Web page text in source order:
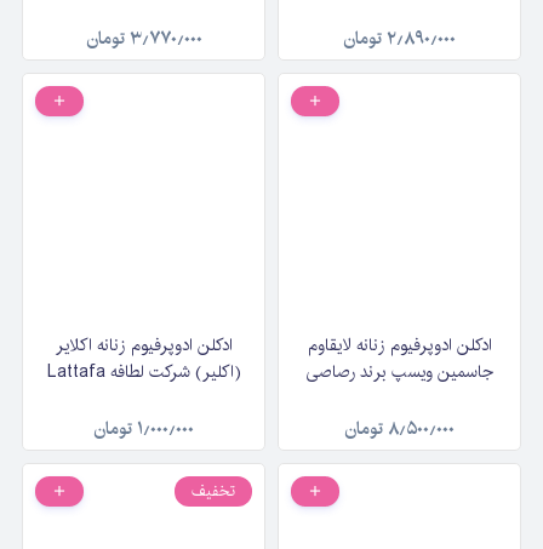
میلی لیتر
۲٫۸۹۰٫۰۰۰ تومان
۳٫۷۷۰٫۰۰۰تومان
ادکلن ادوپرفیوم زنانه لایقاوم
جاسمین ویسپ برند رصاصی
میلی‌لیتر
۸٫۵۰۰٫۰۰۰ تومان
ادکلن ادوپرفیوم زنانه اکلایر
(اکلیر) شرکت لطافه Lattafa
۱٫۰۰۰٫۰۰۰ تومان
تخفیف